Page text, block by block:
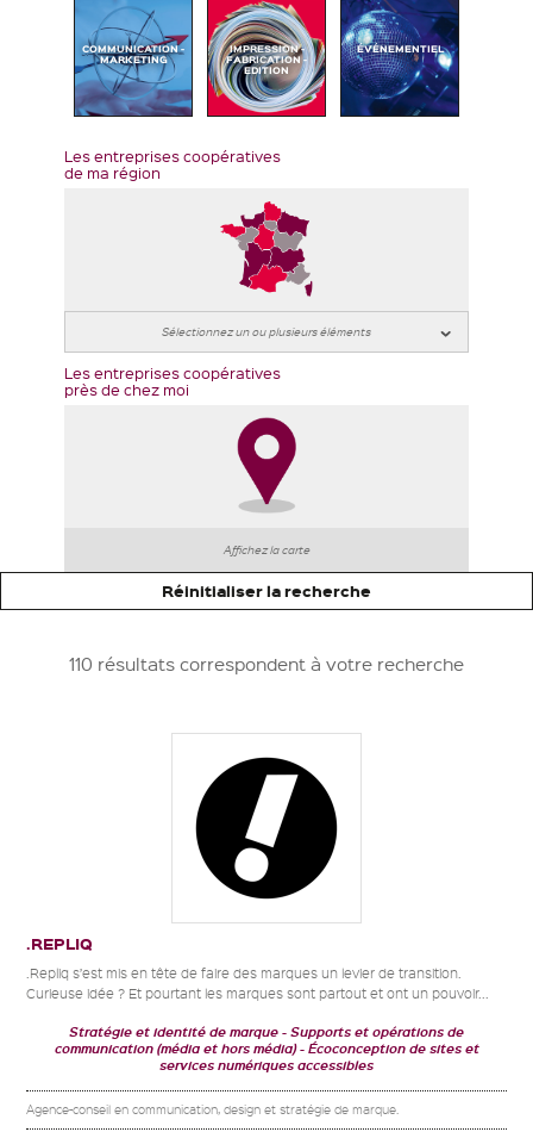
COMMUNICATION -
MARKETING
IMPRESSION -
FABRICATION -
EDITION
ÉVÉNEMENTIEL
Les entreprises coopératives
de ma région
Les entreprises coopératives
près de chez moi
Affichez la carte
Réinitialiser la recherche
110 résultats correspondent à votre recherche
.REPLIQ
.Repliq s’est mis en tête de faire des marques un levier de transition.
Curieuse idée ? Et pourtant les marques sont partout et ont un pouvoir...
Stratégie et identité de marque
Supports et opérations de
communication (média et hors média)
Écoconception de sites et
services numériques accessibles
Agence-conseil en communication, design et stratégie de marque.